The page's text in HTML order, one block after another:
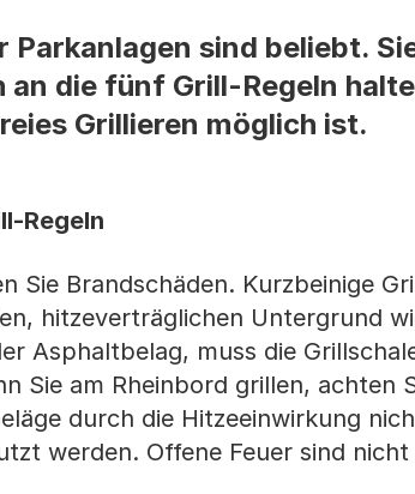
Parkanlagen sind beliebt.
an die fünf Grill-Regeln
Grillieren möglich ist.
Regeln
Sie Brandschäden. Kurzbeinige
hitzeverträglichen Untergrund
Asphaltbelag, muss die
Sie am Rheinbord grillen,
durch die Hitzeeinwirkung
werden. Offene Feuer sind